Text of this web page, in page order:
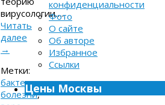
вирусологии….
Читать
далее
→
Метки:
бактерии,
болезни,
конфиденциальности
Фото
О сайте
Об авторе
Избранное
Ссылки
Цены Москвы